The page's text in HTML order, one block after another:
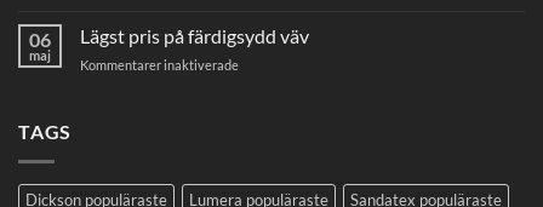
inte
er
06
maj
Lägst pris på färdigsydd väv
Kommentarer inaktiveradeför
TAGS
Dickson populäraste Lumera populäraste
Sandatex populäraste